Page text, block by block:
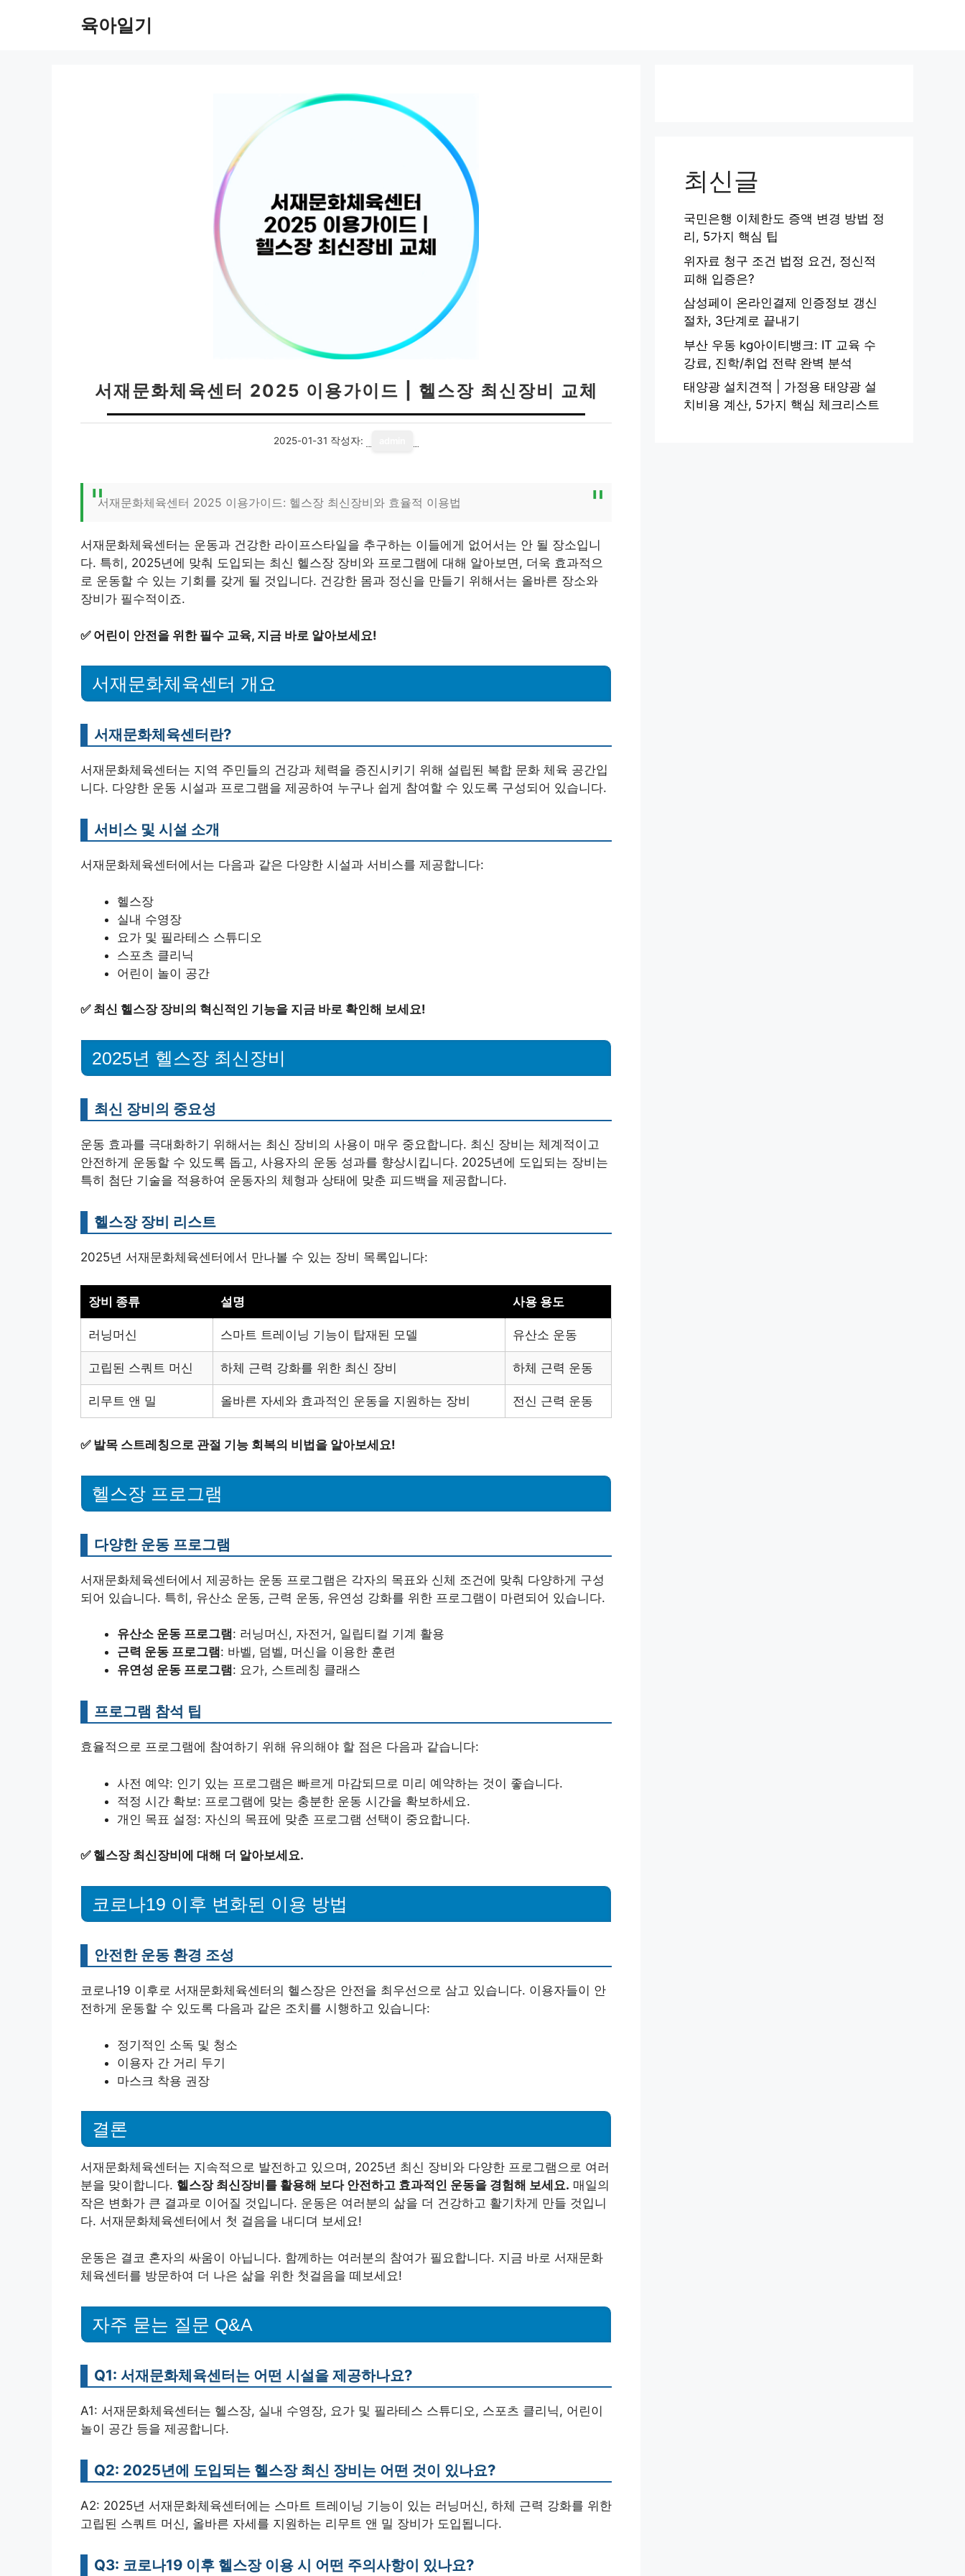
육아일기
서재문화체육센터 2025 이용가이드 | 헬스장 최신장비 교체
2025-01-31 작성자:
서재문화체육센터 2025 이용가이드: 헬스장 최신장비와 효율적 이용법
서재문화체육센터는 운동과 건강한 라이프스타일을 추구하는 이들에게 없어서는 안 될 장소입니
다. 특히, 2025년에 맞춰 도입되는 최신 헬스장 장비와 프로그램에 대해 알아보면, 더욱 효과적으
로 운동할 수 있는 기회를 갖게 될 것입니다. 건강한 몸과 정신을 만들기 위해서는 올바른 장소와
장비가 필수적이죠.
✅ 어린이 안전을 위한 필수 교육, 지금 바로 알아보세요!
서재문화체육센터 개요
서재문화체육센터란?
서재문화체육센터는 지역 주민들의 건강과 체력을 증진시키기 위해 설립된 복합 문화 체육 공간입
니다. 다양한 운동 시설과 프로그램을 제공하여 누구나 쉽게 참여할 수 있도록 구성되어 있습니다.
서비스 및 시설 소개
서재문화체육센터에서는 다음과 같은 다양한 시설과 서비스를 제공합니다:
헬스장
실내 수영장
요가 및 필라테스 스튜디오
스포츠 클리닉
어린이 놀이 공간
✅ 최신 헬스장 장비의 혁신적인 기능을 지금 바로 확인해 보세요!
2025년 헬스장 최신장비
최신 장비의 중요성
운동 효과를 극대화하기 위해서는 최신 장비의 사용이 매우 중요합니다. 최신 장비는 체계적이고
안전하게 운동할 수 있도록 돕고, 사용자의 운동 성과를 향상시킵니다. 2025년에 도입되는 장비는
특히 첨단 기술을 적용하여 운동자의 체형과 상태에 맞춘 피드백을 제공합니다.
헬스장 장비 리스트
2025년 서재문화체육센터에서 만나볼 수 있는 장비 목록입니다:
장비 종류 설명 사용 용도
러닝머신 스마트 트레이닝 기능이 탑재된 모델 유산소 운동
고립된 스쿼트 머신 하체 근력 강화를 위한 최신 장비 하체 근력 운동
리무트 앤 밀 올바른 자세와 효과적인 운동을 지원하는 장비 전신 근력 운동
✅ 발목 스트레칭으로 관절 기능 회복의 비법을 알아보세요!
헬스장 프로그램
다양한 운동 프로그램
서재문화체육센터에서 제공하는 운동 프로그램은 각자의 목표와 신체 조건에 맞춰 다양하게 구성
되어 있습니다. 특히, 유산소 운동, 근력 운동, 유연성 강화를 위한 프로그램이 마련되어 있습니다.
유산소 운동 프로그램: 러닝머신, 자전거, 일립티컬 기계 활용
근력 운동 프로그램: 바벨, 덤벨, 머신을 이용한 훈련
유연성 운동 프로그램: 요가, 스트레칭 클래스
프로그램 참석 팁
효율적으로 프로그램에 참여하기 위해 유의해야 할 점은 다음과 같습니다:
사전 예약: 인기 있는 프로그램은 빠르게 마감되므로 미리 예약하는 것이 좋습니다.
적정 시간 확보: 프로그램에 맞는 충분한 운동 시간을 확보하세요.
개인 목표 설정: 자신의 목표에 맞춘 프로그램 선택이 중요합니다.
✅ 헬스장 최신장비에 대해 더 알아보세요.
코로나19 이후 변화된 이용 방법
안전한 운동 환경 조성
코로나19 이후로 서재문화체육센터의 헬스장은 안전을 최우선으로 삼고 있습니다. 이용자들이 안
전하게 운동할 수 있도록 다음과 같은 조치를 시행하고 있습니다:
정기적인 소독 및 청소
이용자 간 거리 두기
마스크 착용 권장
결론
서재문화체육센터는 지속적으로 발전하고 있으며, 2025년 최신 장비와 다양한 프로그램으로 여러
분을 맞이합니다. 헬스장 최신장비를 활용해 보다 안전하고 효과적인 운동을 경험해 보세요. 매일의
작은 변화가 큰 결과로 이어질 것입니다. 운동은 여러분의 삶을 더 건강하고 활기차게 만들 것입니
다. 서재문화체육센터에서 첫 걸음을 내디뎌 보세요!
운동은 결코 혼자의 싸움이 아닙니다. 함께하는 여러분의 참여가 필요합니다. 지금 바로 서재문화
체육센터를 방문하여 더 나은 삶을 위한 첫걸음을 떼보세요!
자주 묻는 질문 Q&A
Q1: 서재문화체육센터는 어떤 시설을 제공하나요?
A1: 서재문화체육센터는 헬스장, 실내 수영장, 요가 및 필라테스 스튜디오, 스포츠 클리닉, 어린이
놀이 공간 등을 제공합니다.
Q2: 2025년에 도입되는 헬스장 최신 장비는 어떤 것이 있나요?
A2: 2025년 서재문화체육센터에는 스마트 트레이닝 기능이 있는 러닝머신, 하체 근력 강화를 위한
고립된 스쿼트 머신, 올바른 자세를 지원하는 리무트 앤 밀 장비가 도입됩니다.
Q3: 코로나19 이후 헬스장 이용 시 어떤 주의사항이 있나요?
최신글
국민은행 이체한도 증액 변경 방법 정
리, 5가지 핵심 팁
위자료 청구 조건 법정 요건, 정신적
피해 입증은?
삼성페이 온라인결제 인증정보 갱신
절차, 3단계로 끝내기
부산 우동 kg아이티뱅크: IT 교육 수
강료, 진학/취업 전략 완벽 분석
태양광 설치견적 | 가정용 태양광 설
치비용 계산, 5가지 핵심 체크리스트